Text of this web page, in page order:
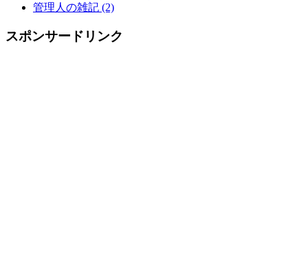
管理人の雑記 (2)
スポンサードリンク